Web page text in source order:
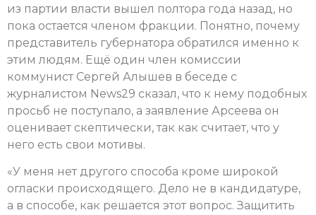
из партии власти вышел полтора года назад, но
пока остается членом фракции. Понятно, почему
представитель губернатора обратился именно к
этим людям. Ещё один член комиссии
коммунист Сергей Алышев в беседе с
журналистом News29 сказал, что к нему подобных
просьб не поступало, а заявление Арсеева он
оценивает скептически, так как считает, что у
него есть свои мотивы.
«У меня нет другого способа кроме широкой
огласки происходящего. Дело не в кандидатуре,
а в способе, как решается этот вопрос. Защитить